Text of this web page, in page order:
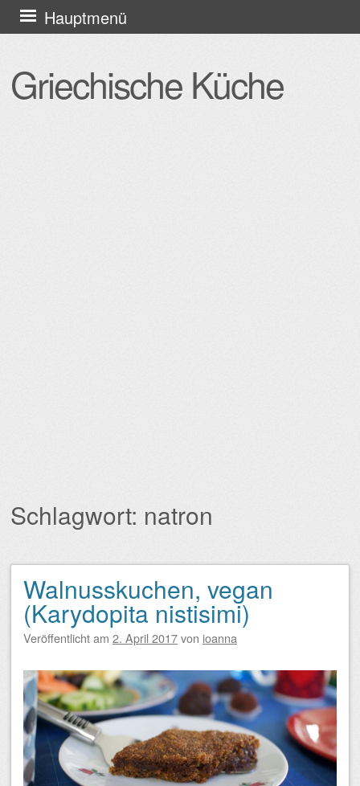
Griechische Küche
Hauptmenü
Zum
Inhalt
Schlagwort: natron
Beitragsnavigation
Walnusskuchen, vegan
(Karydopita nistisimi)
Veröffentlicht am 2. April 2017von ioanna